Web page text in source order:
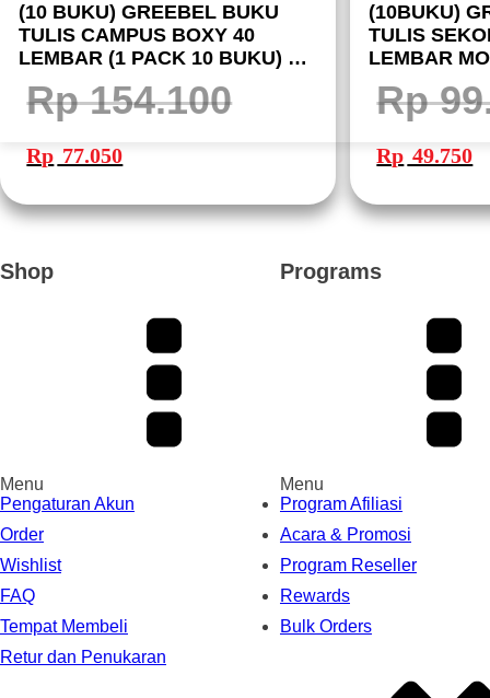
(10 BUKU) GREEBEL BUKU
TULIS CAMPUS BOXY 40
LEMBAR (1 PACK 10 BUKU) B5
40-7 SCHOOL BOOK I BUKU
TULIS GREEBEL
Rp154.100
Harga
adalah:
Rp 154.100.
Rp 77.050ini
adalah:
(10BUKU)
TULIS
LEMBAR
PACK 10
Rp
Harga
adalah:
Rp 99.500.
Rp 49.750ini
Shop
Menu
Pengaturan Akun
Order
Wishlist
FAQ
Tempat Membeli
Retur dan Penukaran
Programs
Menu
Program Afiliasi
Acara & Promosi
Program Reseller
Rewards
Bulk Orders